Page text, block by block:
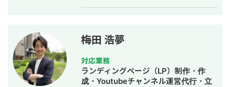
また、常にレスを早めに対応を心がけ
ておりまして24時間365日対応が可能
です。 実際、弊社は地域名＋施術で上
位表示が得意得意で、かなりの施術名
をハックしています。 また、医療広告
梅田 浩夢
対応業務
ランディングページ（LP）制作・作
成・Youtubeチャンネル運営代行・立